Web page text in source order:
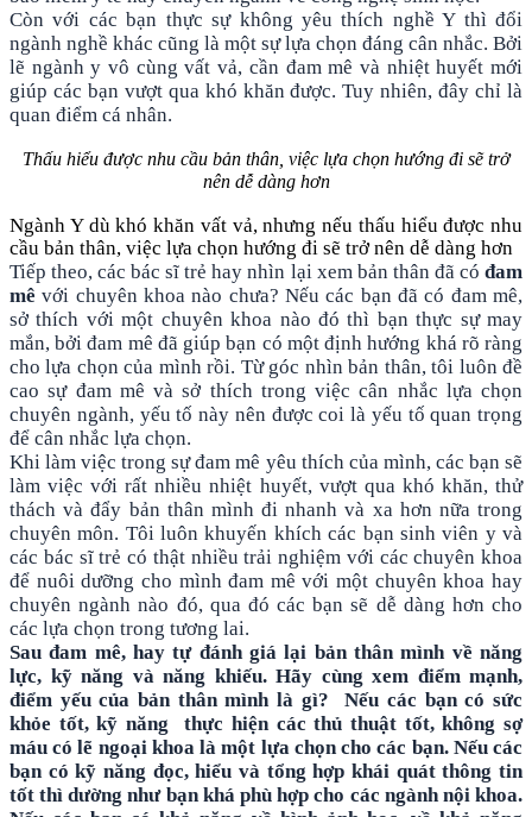
Còn với các bạn thực sự không yêu thích nghề Y thì đổi
ngành nghề khác cũng là một sự lựa chọn đáng cân nhắc. Bởi
lẽ ngành y vô cùng vất vả, cần đam mê và nhiệt huyết mới
giúp các bạn vượt qua khó khăn được. Tuy nhiên, đây chỉ là
quan điểm cá nhân.
Thấu hiểu được nhu cầu bản thân, việc lựa chọn hướng đi sẽ trở
nên dễ dàng hơn
Ngành Y dù khó khăn vất vả, nhưng nếu thấu hiểu được nhu
cầu bản thân, việc lựa chọn hướng đi sẽ trở nên dễ dàng hơn
Tiếp theo, các bác sĩ trẻ hay nhìn lại xem bản thân đã có đam
mê với chuyên khoa nào chưa? Nếu các bạn đã có đam mê,
sở thích với một chuyên khoa nào đó thì bạn thực sự may
mắn, bởi đam mê đã giúp bạn có một định hướng khá rõ ràng
cho lựa chọn của mình rồi. Từ góc nhìn bản thân, tôi luôn đề
cao sự đam mê và sở thích trong việc cân nhắc lựa chọn
chuyên ngành, yếu tố này nên được coi là yếu tố quan trọng
để cân nhắc lựa chọn.
Khi làm việc trong sự đam mê yêu thích của mình, các bạn sẽ
làm việc với rất nhiều nhiệt huyết, vượt qua khó khăn, thử
thách và đẩy bản thân mình đi nhanh và xa hơn nữa trong
chuyên môn. Tôi luôn khuyến khích các bạn sinh viên y và
các bác sĩ trẻ có thật nhiều trải nghiệm với các chuyên khoa
để nuôi dưỡng cho mình đam mê với một chuyên khoa hay
chuyên ngành nào đó, qua đó các bạn sẽ dễ dàng hơn cho
các lựa chọn trong tương lai.
Sau đam mê, hay tự đánh giá lại bản thân mình về năng
lực, kỹ năng và năng khiếu. Hãy cùng xem điểm mạnh,
điểm yếu của bản thân mình là gì? Nếu các bạn có sức
khỏe tốt, kỹ năng thực hiện các thủ thuật tốt, không sợ
máu có lẽ ngoại khoa là một lựa chọn cho các bạn. Nếu các
bạn có kỹ năng đọc, hiểu và tổng hợp khái quát thông tin
tốt thì dường như bạn khá phù hợp cho các ngành nội khoa.